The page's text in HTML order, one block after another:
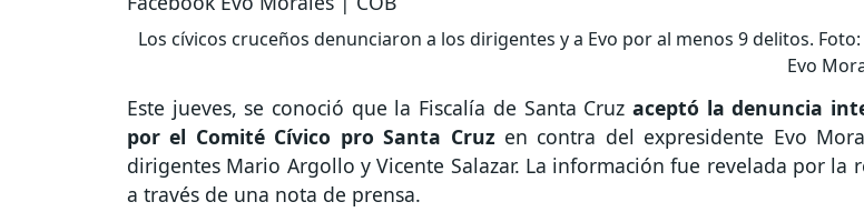
Los cívicos cruceños denunciaron a los dirigentes y a Evo por al menos 9 delitos.
Evo
Este jueves, se conoció que la Fiscalía de Santa Cruz aceptó la denuncia
por el Comité Cívico pro Santa Cruz en contra del expresidente Evo
dirigentes Mario Argollo y Vicente Salazar. La información fue revelada por la
a través de una nota de prensa.